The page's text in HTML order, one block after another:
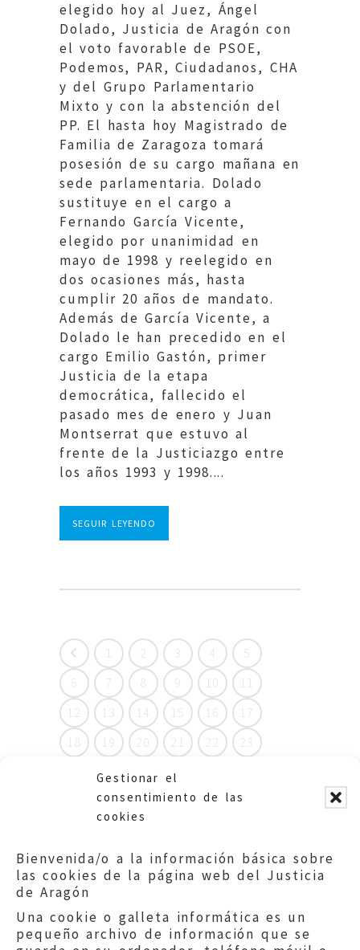
Gestionar el
consentimiento de las
cookies
Bienvenida/o a la información básica sobre
las cookies de la página web del Justicia
de Aragón
Una cookie o galleta informática es un
pequeño archivo de información que se
elegido hoy al Juez, Ángel
Dolado, Justicia de Aragón con
el voto favorable de PSOE,
Podemos, PAR, Ciudadanos, CHA
y del Grupo Parlamentario
Mixto y con la abstención del
PP. El hasta hoy Magistrado de
Familia de Zaragoza tomará
posesión de su cargo mañana en
sede parlamentaria. Dolado
sustituye en el cargo a
Fernando García Vicente,
elegido por unanimidad en
mayo de 1998 y reelegido en
dos ocasiones más, hasta
cumplir 20 años de mandato.
Además de García Vicente, a
Dolado le han precedido en el
cargo Emilio Gastón, primer
Justicia de la etapa
democrática, fallecido el
pasado mes de enero y Juan
Montserrat que estuvo al
frente de la Justiciazgo entre
los años 1993 y 1998....
SEGUIR LEYENDO
1 2 3 4
5
7 8 10
11
12
13 14 15 16
17
18
19 20 21 22
23
25 26 27
31 32 33 34
35